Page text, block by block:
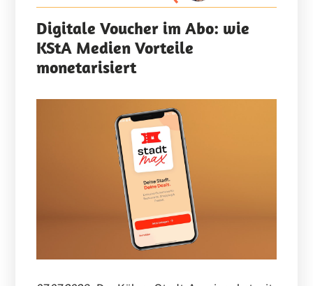
Digitale Voucher im Abo: wie
KStA Medien Vorteile
monetarisiert